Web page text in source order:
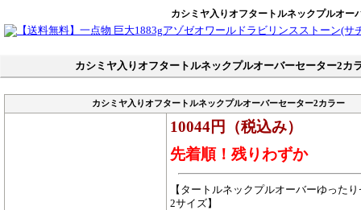
カシミヤ入りオフタートルネックプルオー
カシミヤ入りオフタートルネックプルオーバーセーター2カ
カシミヤ入りオフタートルネックプルオーバーセーター2カラー
10044円（税込み）
先着順！残りわずか
【タートルネックプルオーバーゆった
2サイズ】